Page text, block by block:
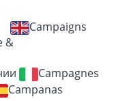
Campaigns
&
Campagnes
Campanas